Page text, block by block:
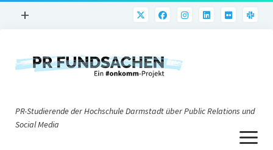
Menü
+
PR@h_da
Nonprofit-PR
PR-Studierende der Hochschule Darmstadt über Public Relations und
Social Media
Menü
öffnen